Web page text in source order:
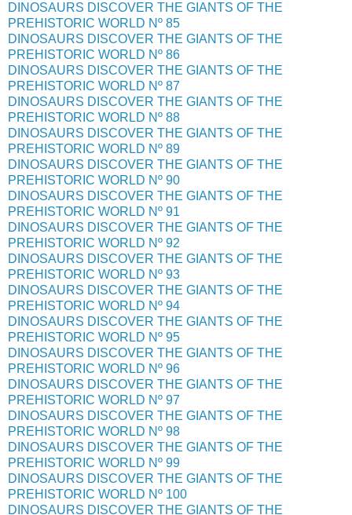
DINOSAURS DISCOVER THE GIANTS OF THE
PREHISTORIC WORLD Nº 85
DINOSAURS DISCOVER THE GIANTS OF THE
PREHISTORIC WORLD Nº 86
DINOSAURS DISCOVER THE GIANTS OF THE
PREHISTORIC WORLD Nº 87
DINOSAURS DISCOVER THE GIANTS OF THE
PREHISTORIC WORLD Nº 88
DINOSAURS DISCOVER THE GIANTS OF THE
PREHISTORIC WORLD Nº 89
DINOSAURS DISCOVER THE GIANTS OF THE
PREHISTORIC WORLD Nº 90
DINOSAURS DISCOVER THE GIANTS OF THE
PREHISTORIC WORLD Nº 91
DINOSAURS DISCOVER THE GIANTS OF THE
PREHISTORIC WORLD Nº 92
DINOSAURS DISCOVER THE GIANTS OF THE
PREHISTORIC WORLD Nº 93
DINOSAURS DISCOVER THE GIANTS OF THE
PREHISTORIC WORLD Nº 94
DINOSAURS DISCOVER THE GIANTS OF THE
PREHISTORIC WORLD Nº 95
DINOSAURS DISCOVER THE GIANTS OF THE
PREHISTORIC WORLD Nº 96
DINOSAURS DISCOVER THE GIANTS OF THE
PREHISTORIC WORLD Nº 97
DINOSAURS DISCOVER THE GIANTS OF THE
PREHISTORIC WORLD Nº 98
DINOSAURS DISCOVER THE GIANTS OF THE
PREHISTORIC WORLD Nº 99
DINOSAURS DISCOVER THE GIANTS OF THE
PREHISTORIC WORLD Nº 100
DINOSAURS DISCOVER THE GIANTS OF THE